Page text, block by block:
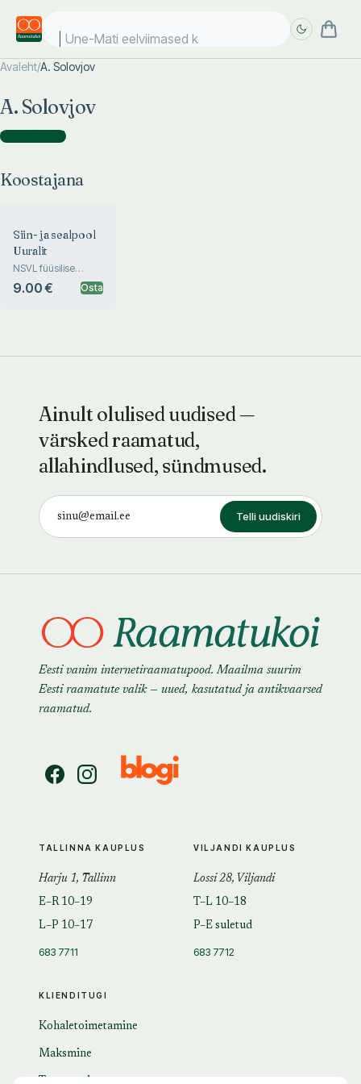
Une-Mati eelviimased ki
Avaleht/A. Solovjov
A. Solovjov
Koostajana )
Koostajana
Siin- ja sealpool
Uuralit
NSVL füüsilise
geograafia lugemik
VII klassile
9.00 € Osta
Ainult olulised uudised —
värsked raamatud,
allahindlused, sündmused.
Telli uudiskiri
Eesti vanim internetiraamatupood. Maailma suurim
Eesti raamatute valik — uued, kasutatud ja antikvaarsed
raamatud.
KLIENDITUGI
Kohaletoimetamine
Maksmine
TALLINNA KAUPLUS
Harju 1, Tallinn
E–R 10–19
L–P 10–17
683 7711
VILJANDI KAUPLUS
Lossi 28, Viljandi
T–L 10–18
P–E suletud
683 7712